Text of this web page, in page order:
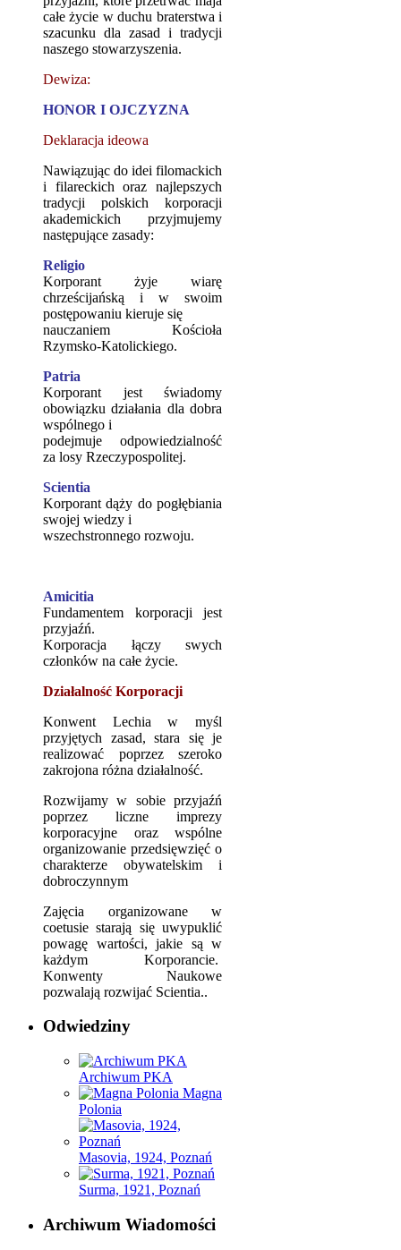
całe życie w duchu braterstwa i
szacunku dla zasad i tradycji
naszego stowarzyszenia.
Dewiza:
HONOR I OJCZYZNA
Deklaracja ideowa
Nawiązując do idei filomackich
i filareckich oraz najlepszych
tradycji polskich korporacji
akademickich przyjmujemy
następujące zasady:
Religio
Korporant żyje wiarę
chrześcijańską i w swoim
postępowaniu kieruje się
nauczaniem Kościoła
Rzymsko-Katolickiego.
Patria
Korporant jest świadomy
obowiązku działania dla dobra
wspólnego i
podejmuje odpowiedzialność
za losy Rzeczypospolitej.
Scientia
Korporant dąży do pogłębiania
swojej wiedzy i
wszechstronnego rozwoju.
Amicitia
Fundamentem korporacji jest
przyjaźń.
Korporacja łączy swych
członków na całe życie.
Działalność Korporacji
Konwent Lechia w myśl
przyjętych zasad, stara się je
realizować poprzez szeroko
zakrojona różna działalność.
Rozwijamy w sobie przyjaźń
poprzez liczne imprezy
korporacyjne oraz wspólne
organizowanie przedsięwzięć o
charakterze obywatelskim i
dobroczynnym
Zajęcia organizowane w
coetusie starają się uwypuklić
powagę wartości, jakie są w
każdym Korporancie.
Konwenty Naukowe
pozwalają rozwijać Scientia..
Odwiedziny
Archiwum PKA
Magna
Polonia
Masovia, 1924, Poznań
Surma, 1921, Poznań
Archiwum Wiadomości